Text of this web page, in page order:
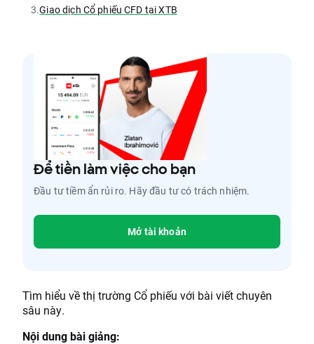
3.Giao dịch Cổ phiếu CFD tại XTB
Để tiền làm việc cho bạn
Đầu tư tiềm ẩn rủi ro. Hãy đầu tư có trách nhiệm.
Mở tài khoản
Tìm hiểu về thị trường Cổ phiếu với bài viết chuyên
sâu này.
Nội dung bài giảng: